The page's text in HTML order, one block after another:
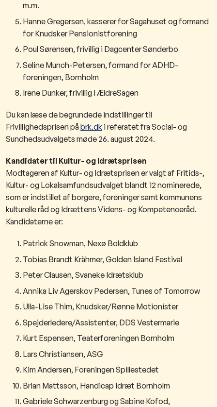
m.m.
Hanne Gregersen, kasserer for Sagahuset og formand
for Knudsker Pensionistforening
Poul Sørensen, frivillig i Dagcenter Sønderbo
Seline Munch-Petersen, formand for ADHD-
foreningen, Bornholm
Irene Dunker, frivillig i ÆldreSagen
Du kan læse de begrundede indstillinger til
Frivillighedsprisen påbrk.dk i referatet fra Social- og
Sundhedsudvalgets møde 26. august 2024.
Kandidater til Kultur- og Idrætsprisen
Modtageren af Kultur- og Idrætsprisen er valgt af Fritids-,
Kultur- og Lokalsamfundsudvalget blandt 12 nominerede,
som er indstillet af borgere, foreninger samt kommunens
kulturelle råd og Idrættens Videns- og Kompetenceråd.
Kandidaterne er:
Patrick Snowman, Nexø Boldklub
Tobias Brandt Krähmer, Golden Island Festival
Peter Clausen, Svaneke Idrætsklub
Annika Liv Agerskov Pedersen, Tunes of Tomorrow
Ulla-Lise Thim, Knudsker/Rønne Motionister
Spejderledere/Assistenter, DDS Vestermarie
Kurt Espensen, Teaterforeningen Bornholm
Lars Christiansen, ASG
Kim Andersen, Foreningen Spillestedet
Brian Mattsson, Handicap Idræt Bornholm
Gabriele Schwarzenburg og Sabine Kofod,